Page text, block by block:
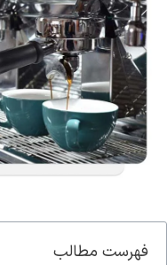
فهرست مطالب